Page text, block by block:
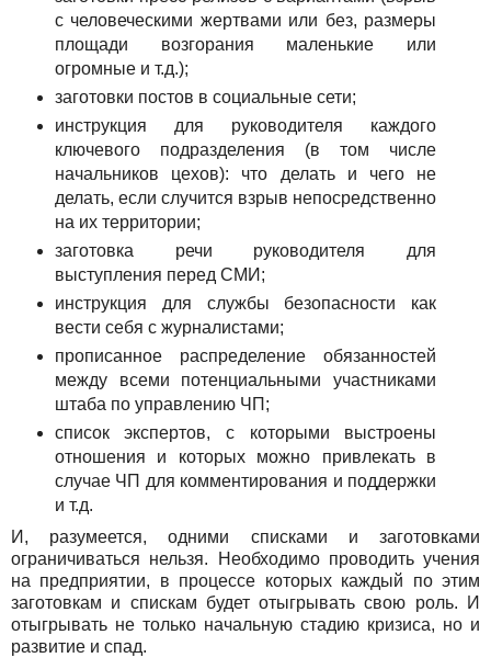
с человеческими жертвами или без, размеры
площади возгорания маленькие или
огромные и т.д.);
заготовки постов в социальные сети;
инструкция для руководителя каждого
ключевого подразделения (в том числе
начальников цехов): что делать и чего не
делать, если случится взрыв непосредственно
на их территории;
заготовка речи руководителя для
выступления перед СМИ;
инструкция для службы безопасности как
вести себя с журналистами;
прописанное распределение обязанностей
между всеми потенциальными участниками
штаба по управлению ЧП;
список экспертов, с которыми выстроены
отношения и которых можно привлекать в
случае ЧП для комментирования и поддержки
и т.д.
И, разумеется, одними списками и заготовками
ограничиваться нельзя. Необходимо проводить учения
на предприятии, в процессе которых каждый по этим
заготовкам и спискам будет отыгрывать свою роль. И
отыгрывать не только начальную стадию кризиса, но и
развитие и спад.